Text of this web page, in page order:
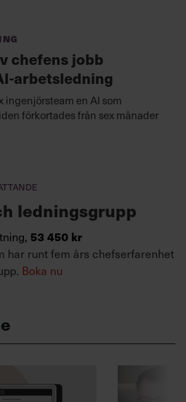
chefens jobb
arbetsledning
ingenjörsteam en AI som
förkortades från sex månader
ledningsgrupp
53 450 kr
har runt fem års chefserfarenhet
Boka nu